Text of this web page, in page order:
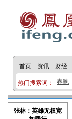
首页 资讯 财经
热门搜索词： 春晚
张林：英雄无权宽